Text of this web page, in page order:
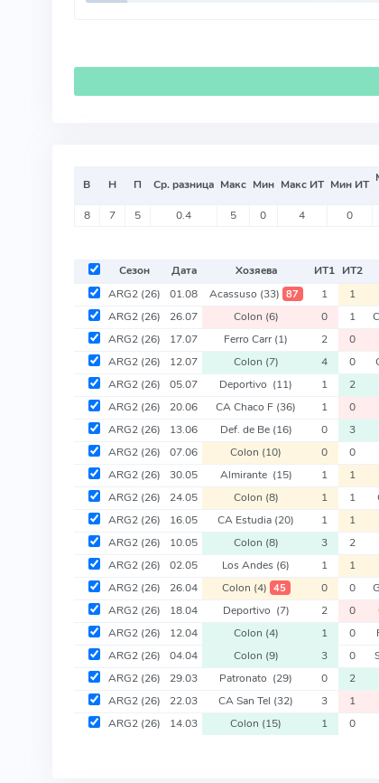
В Н П Ср. разница Макс Мин Макс ИТ Мин ИТ
8 7 5 0.4 5 0 4 0
Сезон Дата Хозяева ИТ1 ИТ2
ARG2 (26) 01.08 Acassuso (33) 87 1 1
ARG2 (26) 26.07 Colon (6) 0 1
ARG2 (26) 17.07 Ferro Carr(1) 2 0
ARG2 (26) 12.07 Colon (7) 4 0
ARG2 (26) 05.07 Deportivo (11) 1 2
ARG2 (26) 20.06 CA Chaco F (36) 1 0
ARG2 (26) 13.06 Def. de Be (16) 0 3
ARG2 (26) 07.06 Colon (10) 0 0
ARG2 (26) 30.05 Almirante (15) 1 1
ARG2 (26) 24.05 Colon (8) 1 1
ARG2 (26) 16.05 CA Estudia (20) 1 1
ARG2 (26) 10.05 Colon (8) 3 2
ARG2 (26) 02.05 Los Andes (6) 1 1
ARG2 (26) 26.04 Colon (4) 45 0 0
ARG2 (26) 18.04 Deportivo (7) 2 0
ARG2 (26) 12.04 Colon (4) 1 0
ARG2 (26) 04.04 Colon (9) 3 0
ARG2 (26) 29.03 Patronato (29) 0 2
ARG2 (26) 22.03 CA San Tel (32) 3 1
ARG2 (26) 14.03 Colon (15) 1 0